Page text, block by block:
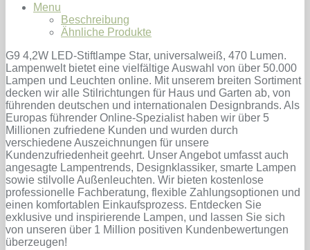
Menu
Beschreibung
Ähnliche Produkte
G9 4,2W LED-Stiftlampe Star, universalweiß, 470 Lumen.
Lampenwelt bietet eine vielfältige Auswahl von über 50.000
Lampen und Leuchten online. Mit unserem breiten Sortiment
decken wir alle Stilrichtungen für Haus und Garten ab, von
führenden deutschen und internationalen Designbrands. Als
Europas führender Online-Spezialist haben wir über 5
Millionen zufriedene Kunden und wurden durch
verschiedene Auszeichnungen für unsere
Kundenzufriedenheit geehrt. Unser Angebot umfasst auch
angesagte Lampentrends, Designklassiker, smarte Lampen
sowie stilvolle Außenleuchten. Wir bieten kostenlose
professionelle Fachberatung, flexible Zahlungsoptionen und
einen komfortablen Einkaufsprozess. Entdecken Sie
exklusive und inspirierende Lampen, und lassen Sie sich
von unseren über 1 Million positiven Kundenbewertungen
überzeugen!